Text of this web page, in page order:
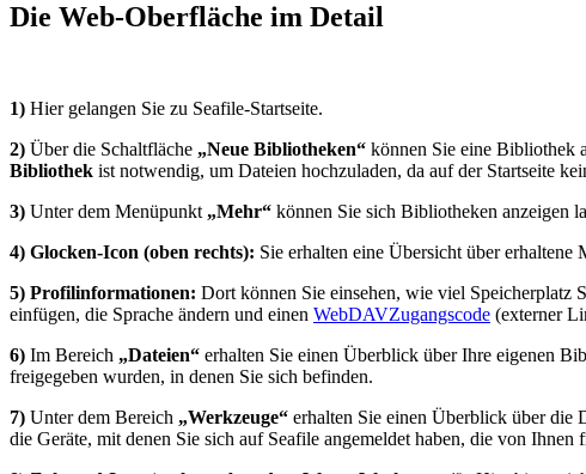
Die Web-Oberfläche im Detail
1) Hier gelangen Sie zu Seafile-Startseite.
2) Über die Schaltfläche „Neue Bibliotheken“ können Sie eine Bibliothek
Bibliothek ist notwendig, um Dateien hochzuladen, da auf der Startseite
3) Unter dem Menüpunkt „Mehr“ können Sie sich Bibliotheken anzeigen
4) Glocken-Icon (oben rechts): Sie erhalten eine Übersicht über
5) Profilinformationen: Dort können Sie einsehen, wie viel Speicherplatz
einfügen, die Sprache ändern und einen WebDAVZugangscode (externer
6) Im Bereich „Dateien“ erhalten Sie einen Überblick über Ihre eigenen
freigegeben wurden, in denen Sie sich befinden.
7) Unter dem Bereich „Werkzeuge“ erhalten Sie einen Überblick über die
die Geräte, mit denen Sie sich auf Seafile angemeldet haben, die von